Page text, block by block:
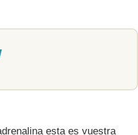
esta es vuestra